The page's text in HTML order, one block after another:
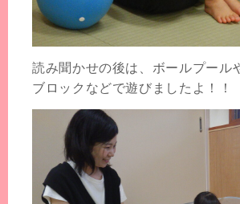
読み聞かせの後は、ボールプール
ブロックなどで遊びましたよ！！